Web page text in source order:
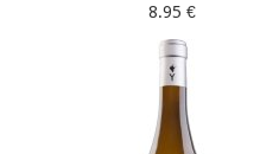
8.95 €